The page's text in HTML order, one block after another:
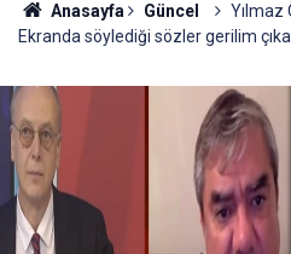
Anasayfa Güncel
Yılmaz
Ekranda söylediği sözler gerilim